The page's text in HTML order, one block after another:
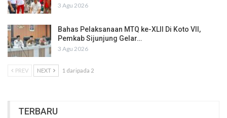
3 Agu 2026
Bahas Pelaksanaan MTQ ke-XLII Di Koto VII,
Pemkab Sijunjung Gelar…
3 Agu 2026
PREV NEXT 1 daripada 2
TERBARU